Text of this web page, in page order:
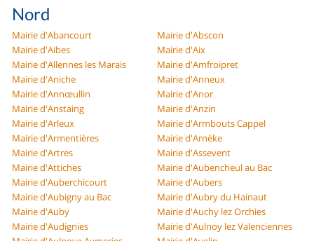
Nord
Mairie d'Abancourt
Mairie d'Abscon
Mairie d'Aibes
Mairie d'Aix
Mairie d'Allennes les Marais
Mairie d'Amfroipret
Mairie d'Aniche
Mairie d'Anneux
Mairie d'Annœullin
Mairie d'Anor
Mairie d'Anstaing
Mairie d'Anzin
Mairie d'Arleux
Mairie d'Armbouts Cappel
Mairie d'Armentières
Mairie d'Arnèke
Mairie d'Artres
Mairie d'Assevent
Mairie d'Attiches
Mairie d'Aubencheul au Bac
Mairie d'Auberchicourt
Mairie d'Aubers
Mairie d'Aubigny au Bac
Mairie d'Aubry du Hainaut
Mairie d'Auby
Mairie d'Auchy lez Orchies
Mairie d'Audignies
Mairie d'Aulnoy lez Valenciennes